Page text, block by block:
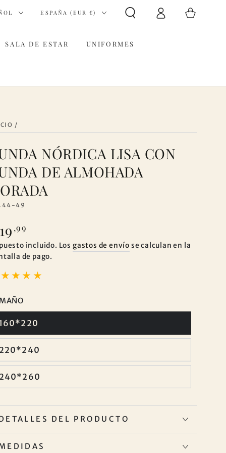
SALA DE ESTAR UNIFORMES
País/región
ESPAÑA (EUR €)
sesión
Carrito
/
NÓRDICA LISA CON
DE ALMOHADA
49
19 ,99
incluido. Los gastos de envío se calculan en la
de pago.
160*220
220*240
240*260
DEL PRODUCTO